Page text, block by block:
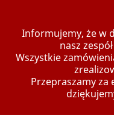
Informujemy, że w
nasz
Wszystkie
Przepraszamy